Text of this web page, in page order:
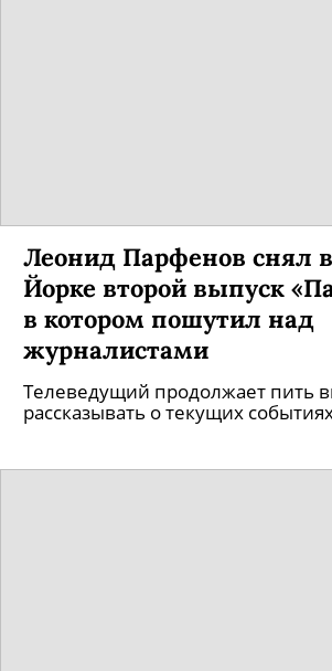
Леонид Парфенов снял
Йорке второй выпуск
в котором пошутил над
журналистами
Телеведущий продолжает пить
рассказывать о текущих